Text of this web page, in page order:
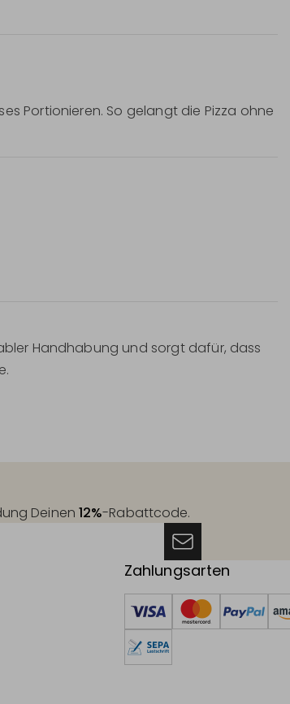
Portionieren. So gelangt die Pizza ohne
Handhabung und sorgt dafür, dass
Deinen 12%-Rabattcode.
Zahlungsarten